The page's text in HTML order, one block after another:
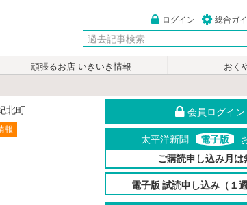
ログイン 総合ガ
頑張るお店 いきいき情報
おく
北町
報
会員ログイン
太平洋新聞 電子版
ご購読申し込み月は
電子版 試読申し込み（１週